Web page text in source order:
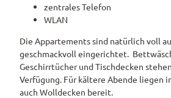
zentrales Telefon
WLAN
Die Appartements sind natürlich voll
geschmackvoll eingerichtet.
Geschirrtücher und Tischdecken
Verfügung. Für kältere Abende liegen
auch Wolldecken bereit.